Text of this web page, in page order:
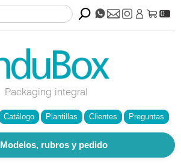
Packaging integral
0
Catálogo Plantillas Clientes Preguntas
Modelos, rubros y pedido